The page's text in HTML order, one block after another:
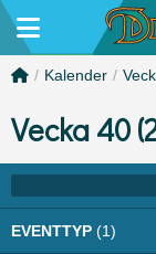
/ Kalender /
Vecka 40
EVENTTYP (1)